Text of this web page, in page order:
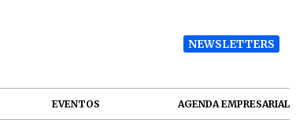
NEWSLETTERS
EVENTOS AGENDA EMPRESARIAL